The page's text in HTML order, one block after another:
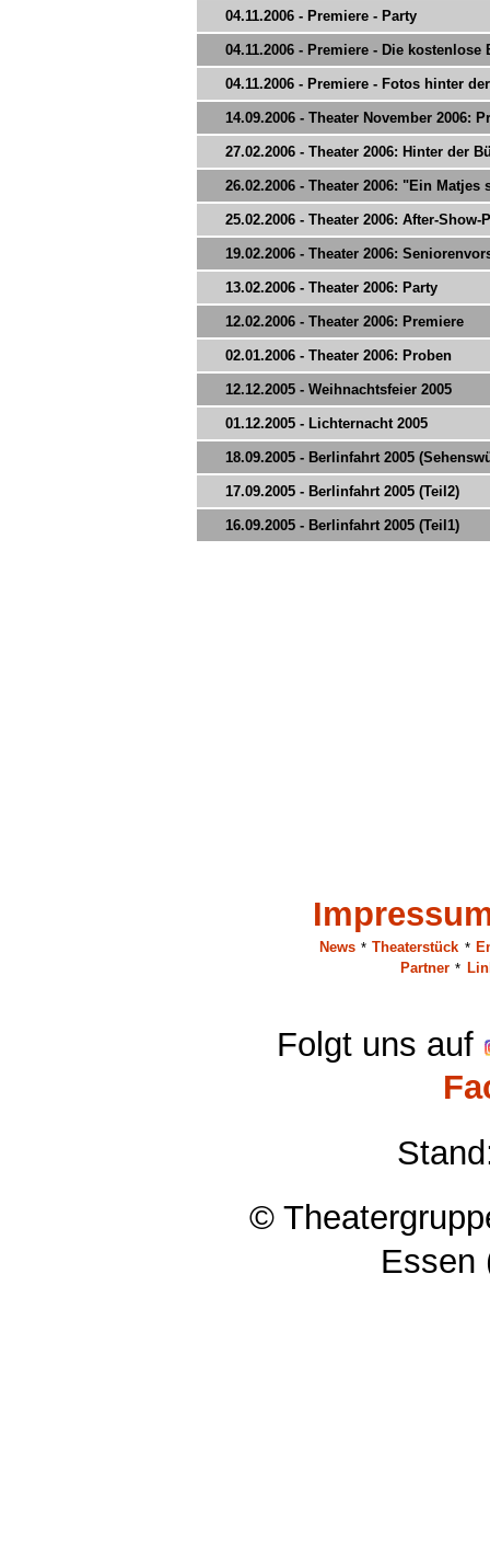
04.11.2006 - Premiere - Party
04.11.2006 - Premiere - Die kostenlose
04.11.2006 - Premiere - Fotos hinter
14.09.2006 - Theater November 2006:
27.02.2006 - Theater 2006: Hinter der
26.02.2006 - Theater 2006: "Ein
25.02.2006 - Theater 2006: After-Show-
19.02.2006 - Theater 2006:
13.02.2006 - Theater 2006: Party
12.02.2006 - Theater 2006: Premiere
02.01.2006 - Theater 2006: Proben
12.12.2005 - Weihnachtsfeier 2005
01.12.2005 - Lichternacht 2005
18.09.2005 - Berlinfahrt 2005
17.09.2005 - Berlinfahrt 2005 (Teil2)
16.09.2005 - Berlinfahrt 2005 (Teil1)
News * Theaterstück *
Partner *
Folgt uns auf
©
Essen